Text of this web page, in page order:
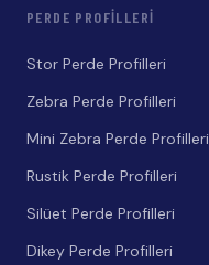
PERDE PROFILLERI
Stor Perde Profilleri
Zebra Perde Profilleri
Mini Zebra Perde Profilleri
Rustik Perde Profilleri
Silüet Perde Profilleri
Dikey Perde Profilleri